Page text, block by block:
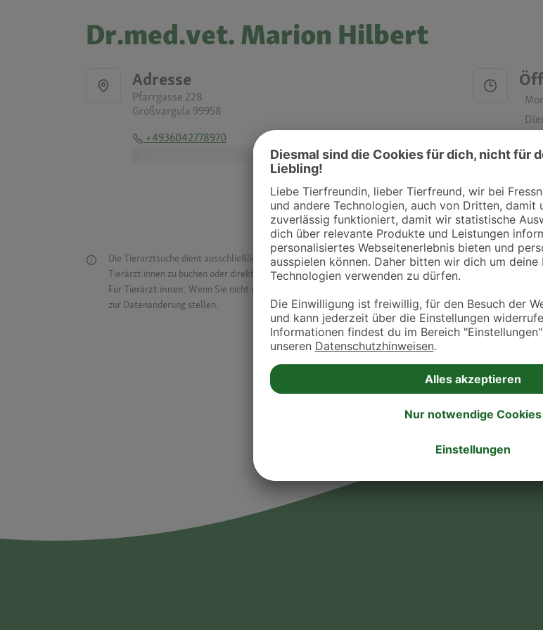
Dr.med.vet. Marion Hilbert
Adresse
Pfarrgasse 228
Großvargula 99958
+4936042778970
Die Tierarztsuche dient ausschließlich dazu, Tierarztpraxen und Kliniken in deiner Nähe übersichtlich
Tierärzt:innen zu buchen oder direkt mit ihnen in Kontakt zu treten. Bitte wende dich hierfür direkt an die
Für Tierärzt:innen: Wenn Sie nicht mehr auf der Dr. Fressnapf Tierarztsuche als Praxis gelistet werden
zur Datenänderung stellen.